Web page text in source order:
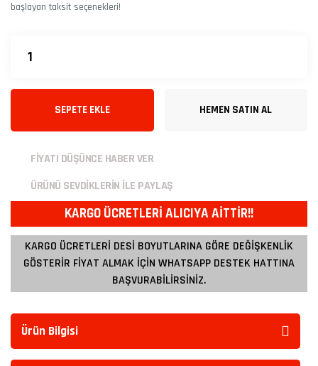
başlayan taksit seçenekleri!
SEPETE EKLE HEMEN SATIN AL
FİYATI DÜŞÜNCE HABER VER
ÜRÜNÜ SEVDİKLERİN İLE PAYLAŞ
KARGO ÜCRETLERİ ALICIYA AİTTİR!!
KARGO ÜCRETLERİ DESİ BOYUTLARINA GÖRE DEĞİŞKENLİK
GÖSTERİR FİYAT ALMAK İÇİN WHATSAPP DESTEK HATTINA
BAŞVURABİLİRSİNİZ.
Ürün Bilgisi